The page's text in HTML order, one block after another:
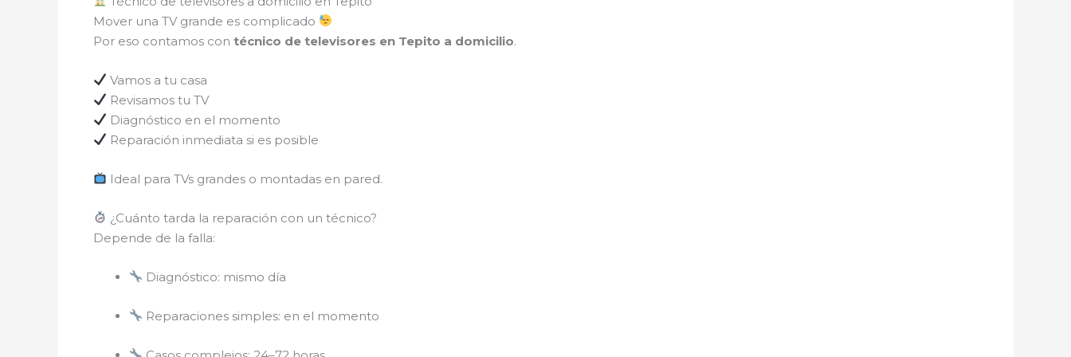
Mover una TV grande es complicado
Por eso contamos con técnico de televisores en Tepito a domicilio.
Vamos a tu casa
Revisamos tu TV
Diagnóstico en el momento
Reparación inmediata si es posible
Ideal para TVs grandes o montadas en pared.
¿Cuánto tarda la reparación con un técnico?
Depende de la falla:
Diagnóstico: mismo día
Reparaciones simples: en el momento